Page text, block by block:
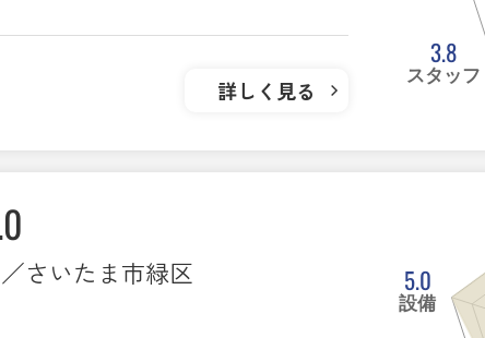
詳しく見る
3.8
スタッフ
さいたま市緑区 5.0
設備